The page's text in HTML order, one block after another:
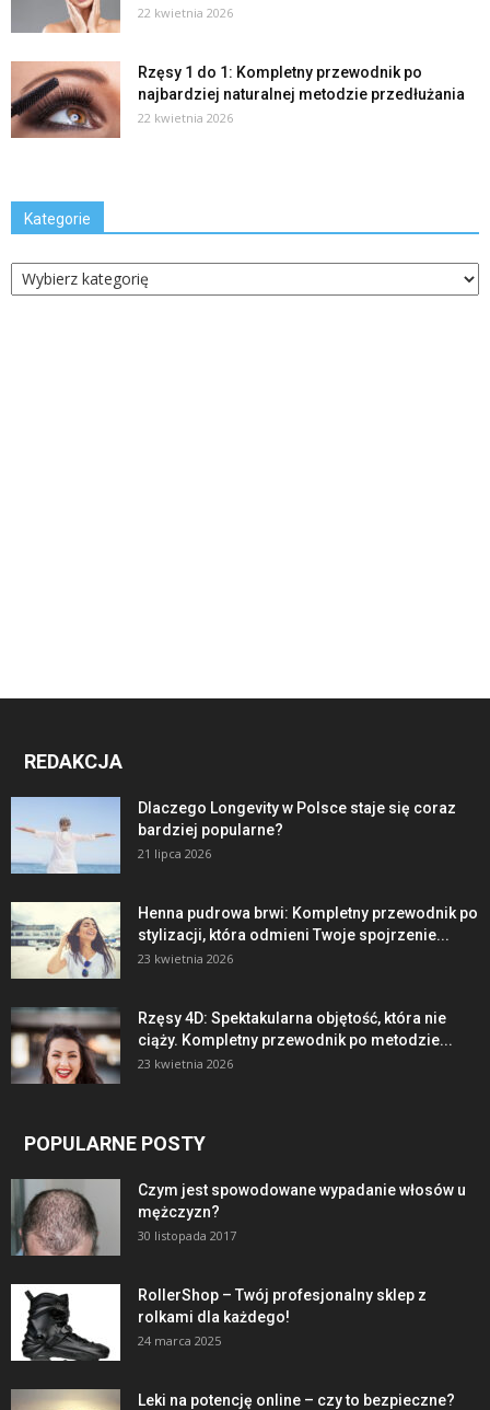
22 kwietnia 2026
Rzęsy 1 do 1: Kompletny przewodnik po
najbardziej naturalnej metodzie przedłużania
22 kwietnia 2026
Kategorie
Kategorie
REDAKCJA
Dlaczego Longevity w Polsce staje się coraz
bardziej popularne?
21 lipca 2026
Henna pudrowa brwi: Kompletny przewodnik po
stylizacji, która odmieni Twoje spojrzenie...
23 kwietnia 2026
Rzęsy 4D: Spektakularna objętość, która nie
ciąży. Kompletny przewodnik po metodzie...
23 kwietnia 2026
POPULARNE POSTY
Czym jest spowodowane wypadanie włosów u
mężczyzn?
30 listopada 2017
RollerShop – Twój profesjonalny sklep z
rolkami dla każdego!
24 marca 2025
Leki na potencję online – czy to bezpieczne?